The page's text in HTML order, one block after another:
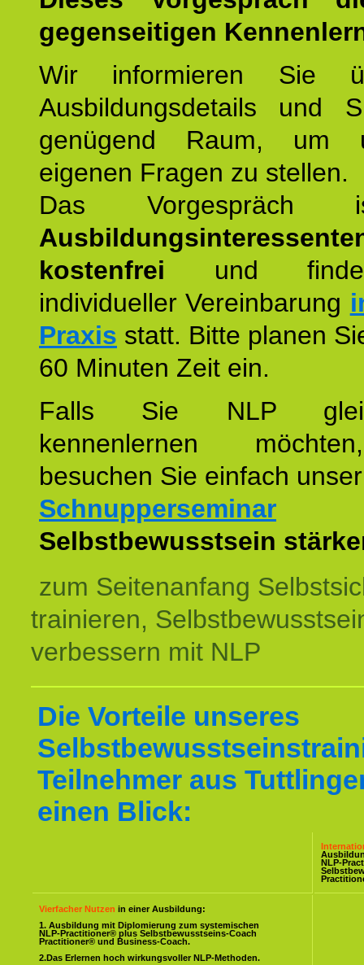
gegenseitigen
Wir informieren Sie
Ausbildungsdetails und
genügend Raum, um
eigenen Fragen zu stellen.
Das
kostenfrei und
individueller Vereinbarung
Praxis statt. Bitte planen
60 Minuten Zeit ein.
Falls Sie NLP
kennenlernen
besuchen Sie einfach unser
Schnupperseminar
Selbstbewusstsein
zum Seitenanfang
trainieren,
verbessern mit NLP
Die Vorteile unseres
Teilnehmer aus
einen Blick:
NLP-
Vierfacher Nutzen in einer Ausbildung:
1. Ausbildung mit Diplomierung zum systemischen
NLP-Practitioner® plus Selbstbewusstseins-Coach
Practitioner® und Business-Coach.
2.Das Erlernen hoch wirkungsvoller NLP-Methoden.